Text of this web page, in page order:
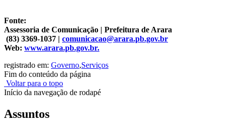
Fonte:
Assessoria de Comunicação | Prefeitura de Arara
(83) 3369-1037 | comunicacao@arara.pb.gov.br
Web: www.arara.pb.gov.br.
registrado em: Governo,Serviços
Fim do conteúdo da página
Voltar para o topo
Início da navegação de rodapé
Assuntos